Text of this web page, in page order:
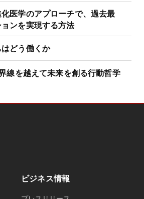
医学のアプローチで、過去最
ンを実現する方法
どう働くか
線を越えて未来を創る行動哲学
ビジネス情報